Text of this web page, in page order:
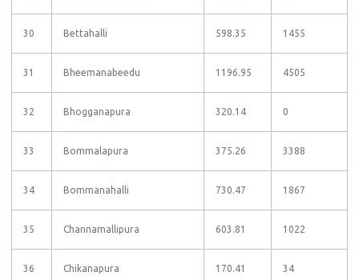
30 Bettahalli 598.35 1455
31 Bheemanabeedu 1196.95 4505
32 Bhogganapura 320.14 0
33 Bommalapura 375.26 3388
34 Bommanahalli 730.47 1867
35 Channamallipura 603.81 1022
36 Chikanapura 170.41 34